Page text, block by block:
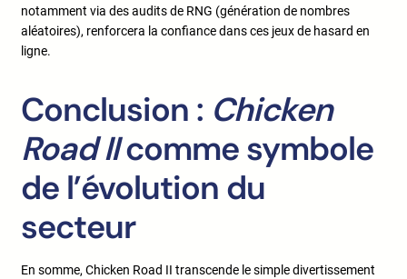
notamment via des audits de RNG (génération de nombres
aléatoires), renforcera la confiance dans ces jeux de hasard en
ligne.
Conclusion : Chicken
Road IIcomme symbole
de l’évolution du
secteur
En somme, Chicken Road II transcende le simple divertissement